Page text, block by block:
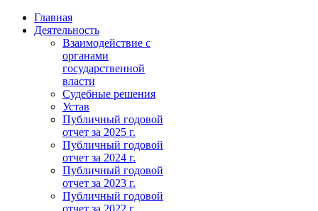
Главная
Деятельность
Взаимодействие с
органами
государственной
власти
Судебные решения
Устав
Публичный годовой
отчет за 2025 г.
Публичный годовой
отчет за 2024 г.
Публичный годовой
отчет за 2023 г.
Публичный годовой
отчет за 2022 г.